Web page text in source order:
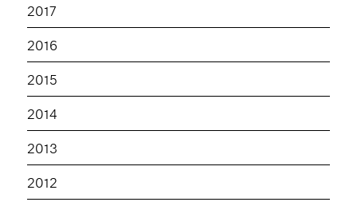
2017
2016
2015
2014
2013
2012